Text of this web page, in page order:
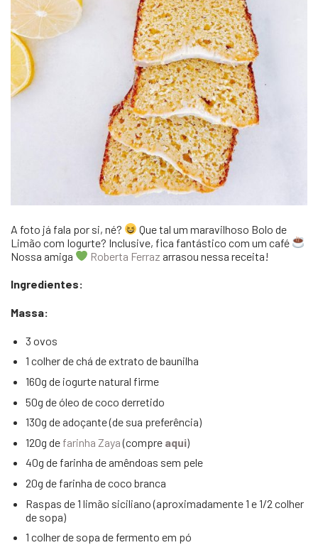
A foto já fala por si, né?
Que tal um maravilhoso Bolo de
Limão com Iogurte? Inclusive, fica fantástico com um café
Nossa amiga
Roberta Ferraz arrasou nessa receita!
Ingredientes:
Massa:
3 ovos
1 colher de chá de extrato de baunilha
160g de iogurte natural firme
50g de óleo de coco derretido
130g de adoçante (de sua preferência)
120g de farinha Zaya(compre aqui)
40g de farinha de amêndoas sem pele
20g de farinha de coco branca
Raspas de 1 limão siciliano (aproximadamente 1 e 1/2 colher
de sopa)
1 colher de sopa de fermento em pó